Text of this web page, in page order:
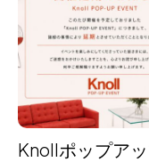
About us
for Business
Contact
Knollポップア